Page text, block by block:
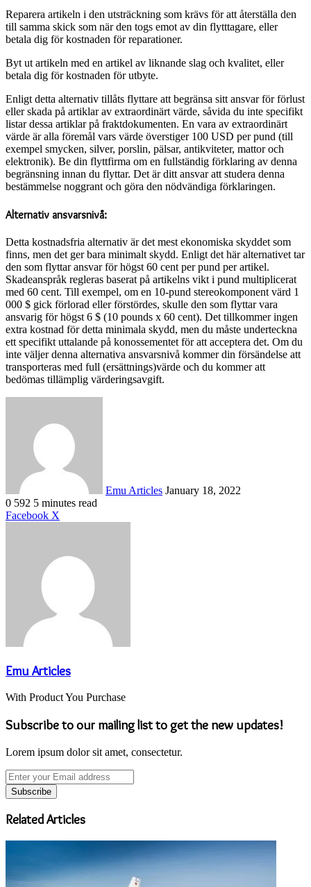
Reparera artikeln i den utsträckning som krävs för att återställa den
till samma skick som när den togs emot av din flytttagare, eller
betala dig för kostnaden för reparationer.
Byt ut artikeln med en artikel av liknande slag och kvalitet, eller
betala dig för kostnaden för utbyte.
Enligt detta alternativ tillåts flyttare att begränsa sitt ansvar för förlust
eller skada på artiklar av extraordinärt värde, såvida du inte specifikt
listar dessa artiklar på fraktdokumenten. En vara av extraordinärt
värde är alla föremål vars värde överstiger 100 USD per pund (till
exempel smycken, silver, porslin, pälsar, antikviteter, mattor och
elektronik). Be din flyttfirma om en fullständig förklaring av denna
begränsning innan du flyttar. Det är ditt ansvar att studera denna
bestämmelse noggrant och göra den nödvändiga förklaringen.
Alternativ ansvarsnivå:
Detta kostnadsfria alternativ är det mest ekonomiska skyddet som
finns, men det ger bara minimalt skydd. Enligt det här alternativet tar
den som flyttar ansvar för högst 60 cent per pund per artikel.
Skadeanspråk regleras baserat på artikelns vikt i pund multiplicerat
med 60 cent. Till exempel, om en 10-pund stereokomponent värd 1
000 $ gick förlorad eller förstördes, skulle den som flyttar vara
ansvarig för högst 6 $ (10 pounds x 60 cent). Det tillkommer ingen
extra kostnad för detta minimala skydd, men du måste underteckna
ett specifikt uttalande på konossementet för att acceptera det. Om du
inte väljer denna alternativa ansvarsnivå kommer din försändelse att
transporteras med full (ersättnings)värde och du kommer att
bedömas tillämplig värderingsavgift.
Emu Articles January 18, 2022
0 592 5 minutes read
Facebook X
Emu Articles
With Product You Purchase
Subscribe to our mailing list to get the new updates!
Lorem ipsum dolor sit amet, consectetur.
Enter
your
Email
address
Related Articles